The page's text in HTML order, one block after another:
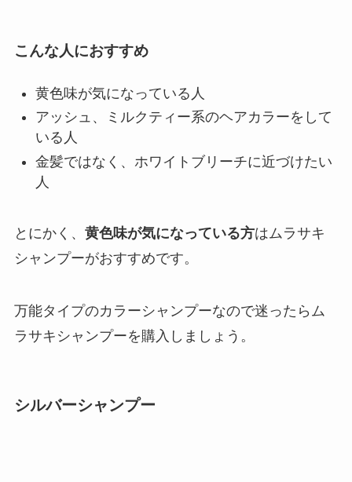
こんな人におすすめ
黄色味が気になっている人
アッシュ、ミルクティー系のヘアカラーをして
いる人
金髪ではなく、ホワイトブリーチに近づけたい
人
とにかく、 黄色味が気になっている方はムラサキ
シャンプーがおすすめです。
万能タイプのカラーシャンプーなので迷ったらム
ラサキシャンプーを購入しましょう。
シルバーシャンプー